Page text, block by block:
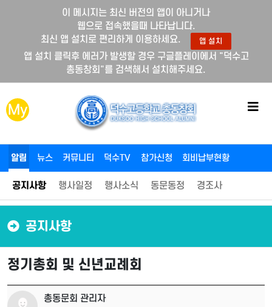
이 메시지는 최신 버전의 앱이 아니거나
웹으로 접속했을때 나타납니다.
최신 앱 설치로 편리하게 이용하세요.
앱 설치
앱 설치 클릭후 에러가 발생할 경우 구글플레이에서 "덕수고
총동창회"를 검색해서 설치해주세요.
My 메
튼
알림 뉴스 커뮤니티 덕수TV 참가신청 회비납부현황
공지사항 행사일정 행사소식 동문동정 경조사
공지사항
정기총회 및 신년교례회
총동문회 관리자